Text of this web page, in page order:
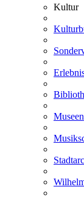
Kultur
Museen